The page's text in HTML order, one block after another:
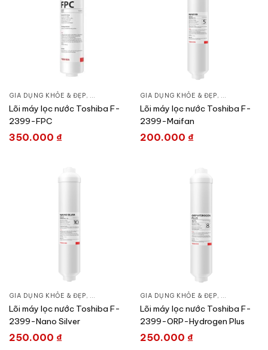
GIA DỤNG KHỎE & ĐẸP, LỌC NƯỚC & MÁY NƯỚC NÓNG, LÕI MÁY LỌC NƯỚC
Lõi máy lọc nước Toshiba F-
2399-FPC
350.000 ₫
GIA DỤNG KHỎE & ĐẸP, LỌC NƯỚC &
Lõi máy lọc nước Toshiba F-
2399-Maifan
200.000 ₫
GIA DỤNG KHỎE & ĐẸP, LỌC NƯỚC & MÁY NƯỚC NÓNG, LÕI MÁY LỌC NƯỚC
Lõi máy lọc nước Toshiba F-
2399-Nano Silver
250.000 ₫
GIA DỤNG KHỎE & ĐẸP, LỌC NƯỚC &
Lõi máy lọc nước Toshiba F-
2399-ORP-Hydrogen Plus
250.000 ₫